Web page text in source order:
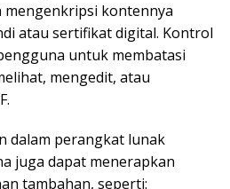
mengenkripsi kontennya
atau sertifikat digital. Kontrol
untuk membatasi
mengedit, atau
dalam perangkat lunak
juga dapat menerapkan
tambahan, seperti: